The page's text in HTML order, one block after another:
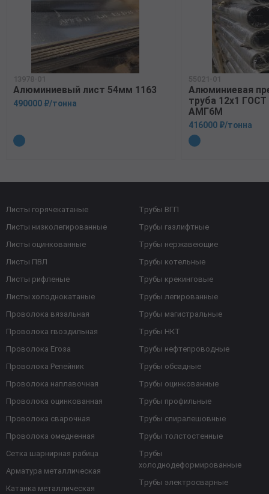
13978-01
Алюминиевый лист 54мм 1163
490000 ₽/тонна
55021-01
Алюминиевая
труба 12х1 ГОСТ
АМГ6М
416000 ₽/тонна
Листы горячекатаные
Листы низколегированные
Листы оцинкованные
Листы ПВЛ
Листы рифленые
Листы холоднокатаные
Проволока вязальная
Проволока гвоздильная
Проволока Егоза
Проволока Репейник
Проволока наплавочная
Проволока оцинкованная
Проволока сварочная
Проволока омедненная
Сетка шарнирная рабица
Арматура металлическая
Катанка металлическая
Трубы ВГП
Трубы газлифтные
Трубы нержавеющие
Трубы котельные
Трубы крекинговые
Трубы легированные
Трубы магистральные
Трубы НКТ
Трубы нефтепроводные
Трубы обсадные
Трубы оцинкованные
Трубы профильные
Трубы спиралешовные
Трубы толстостенные
Трубы
холоднодеформированные
Трубы электросварные